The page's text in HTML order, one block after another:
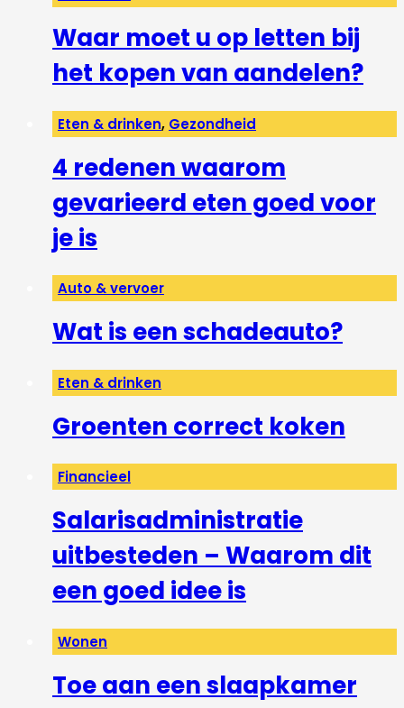
Waar moet u op letten bij
het kopen van aandelen?
Eten & drinken, Gezondheid
4 redenen waarom
gevarieerd eten goed voor
je is
Auto & vervoer
Wat is een schadeauto?
Eten & drinken
Groenten correct koken
Financieel
Salarisadministratie
uitbesteden – Waarom dit
een goed idee is
Wonen
Toe aan een slaapkamer